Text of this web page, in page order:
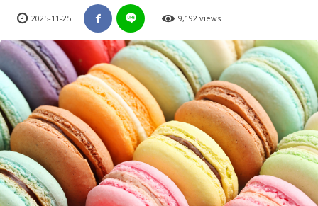
2025-11-25 9,192 views